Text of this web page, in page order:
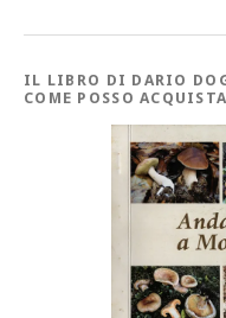
IL LIBRO DI DARIO
COME POSSO